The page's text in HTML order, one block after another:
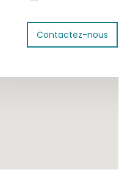
Contactez-nous